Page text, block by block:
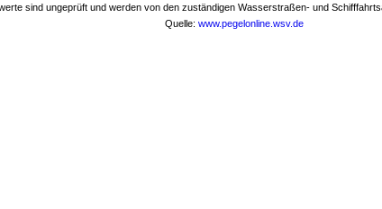
sind ungeprüft und werden von den zuständigen Wasserstraßen- und
Quelle: www.pegelonline.wsv.de